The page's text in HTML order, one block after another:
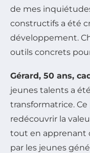
de mes
constructifs a été
développement.
outils concrets
Gérard, 50 ans,
jeunes talents a
transformatrice. Ce
redécouvrir la
tout en apprenant
par les jeunes